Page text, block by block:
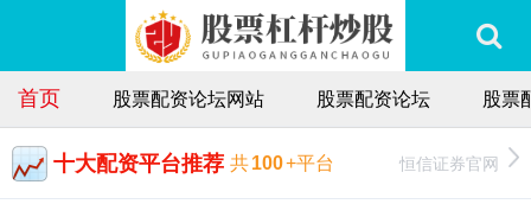
首页 股票配资论坛网站 股票配资论坛 股票
十大配资平台推荐 共100+平台 恒信证券官网